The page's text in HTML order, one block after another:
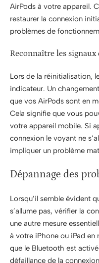
AirPods à votre appareil.
restaurer la connexion
problèmes de
Reconnaître les
Lors de la réinitialisation,
indicateur. Un
que vos AirPods sont en
Cela signifie que vous
votre appareil mobile. Si
connexion le voyant ne
impliquer un problème
Dépannage des
Lorsqu’il semble évident
s’allume pas, vérifier la
une autre mesure
à votre iPhone ou iPad en
que le Bluetooth est
défaillance de la